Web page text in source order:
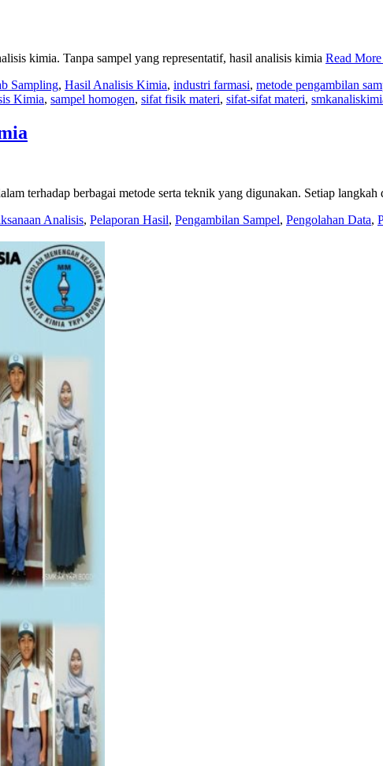
kimia. Tanpa sampel yang representatif, hasil analisis kimia Read
Sampling, Hasil Analisis Kimia, industri farmasi, metode pengambilan
Kimia, sampel homogen, sifat fisik materi, sifat-sifat materi,
terhadap berbagai metode serta teknik yang digunakan. Setiap langkah
Analisis, Pelaporan Hasil, Pengambilan Sampel, Pengolahan Data,